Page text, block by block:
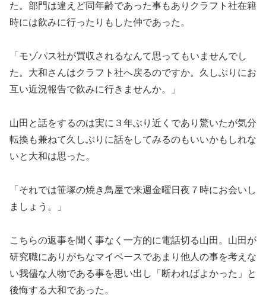
た。部門は違えど同年齢であった事もありクラフト社在籍
時には飲みに行ったりもした仲であった。
「モゾパス社が買収されるなんて思ってもいませんでし
た。大和さんはクラフト社へ戻るのですか。久しぶりにお
互い近況報告で飲みに行きませんか。」
山田と話をするのは実に３年ぶり近くであり驚いたが気分
転換も兼ねて久しぶりに話をしてみるのもいいかもしれな
いと大和は思った。
「それでは笹塚の焼き鳥屋で来週金曜日夜７時にお会いし
ましょう。」
こちらの返事を聞く事なく一方的に電話切る山田。山田が
研究職にありがちなマイペースであまり他人の事を考えな
い我儘な人物である事を思い出し「断わればよかった」と
後悔する大和であった。